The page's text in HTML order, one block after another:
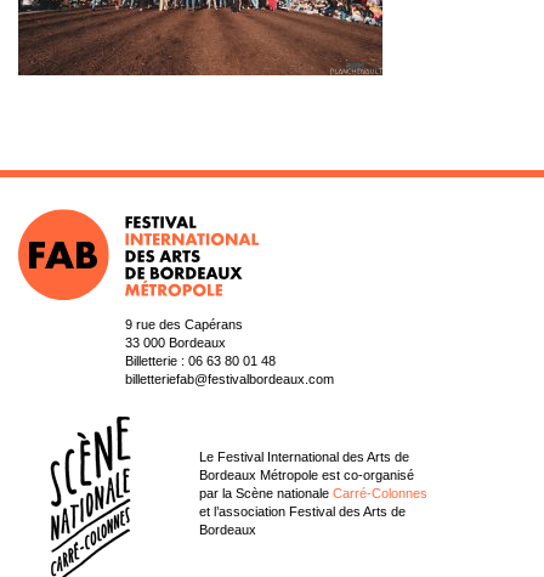
9 rue des Capérans
33 000 Bordeaux
Billetterie : 06 63 80 01 48
billetteriefab@festivalbordeaux.com
Le Festival International des Arts de
Bordeaux Métropole est co-organisé
par la Scène nationaleCarré-Colonnes
et l’association Festival des Arts de
Bordeaux